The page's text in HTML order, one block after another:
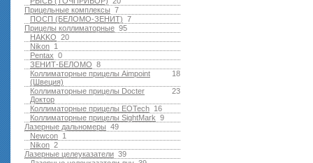
7
Прицельные комплексы
7
ПОСП (БЕЛОМО-ЗЕНИТ)
95
Прицелы коллиматорные
20
HAKKO
1
Nikon
0
Pentax
8
ЗЕНИТ-БЕЛОМО
18
Коллиматорные прицелы Aimpoint
(Швеция)
23
Коллиматорные прицелы Docter
Доктор
16
Коллиматорные прицелы EOTech
9
Коллиматорные прицелы SightMark
49
Лазерные дальномеры
1
Newcon
2
Nikon
39
Лазерные целеуказатели